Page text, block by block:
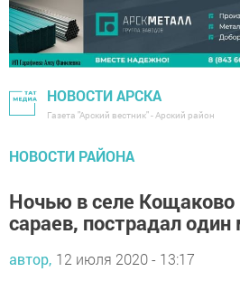
НОВОСТИ АРСКА
Газета "Арский вестник" - Арский район
НОВОСТИ РАЙОНА
Ночью в селе Кощаково
сараев, пострадал
автор, 12 июля 2020 - 13:17